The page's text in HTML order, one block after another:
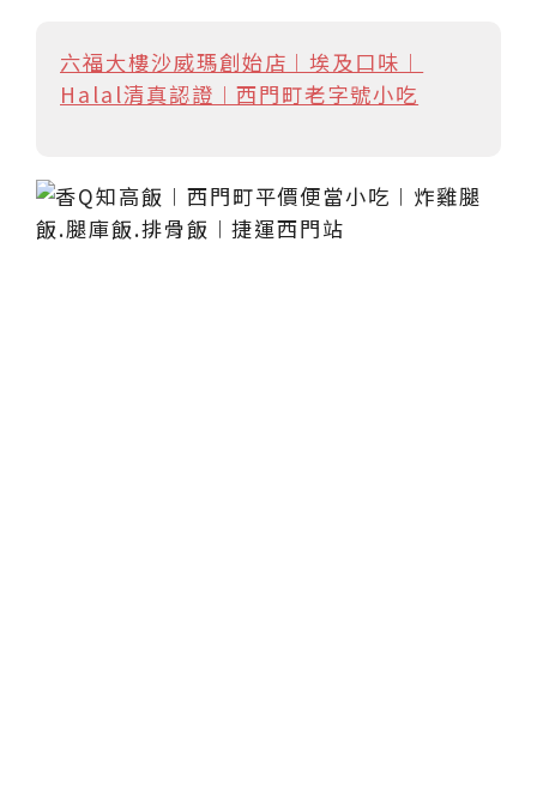
六福大樓沙威瑪創始店︱埃及口味︱
Halal清真認證︱西門町老字號小吃